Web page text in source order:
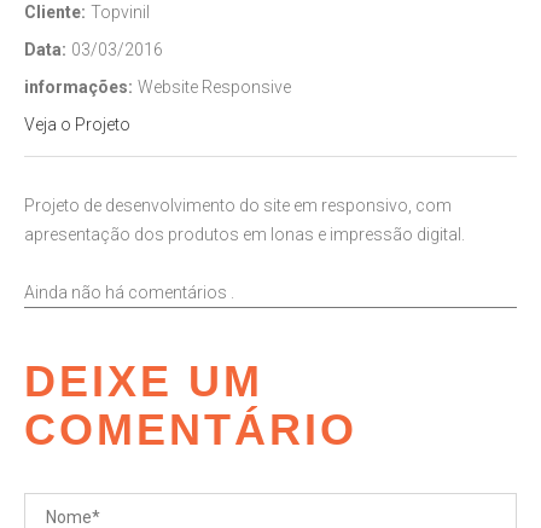
Cliente: Topvinil
Data: 03/03/2016
informações: Website Responsive
Veja o Projeto
Projeto de desenvolvimento do site em responsivo, com
apresentação dos produtos em lonas e impressão digital.
Ainda não há comentários .
DEIXE UM
COMENTÁRIO